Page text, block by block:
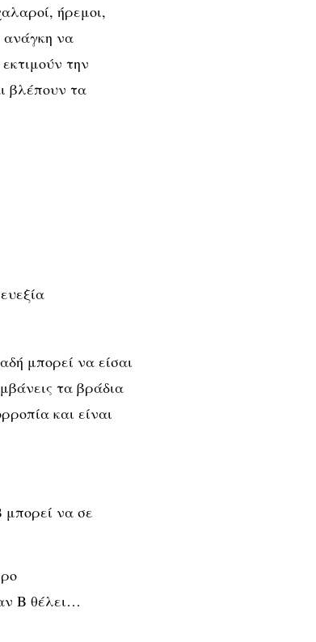
ήρεμοι,
ανάγκη να
εκτιμούν την
βλέπουν τα
μπορεί να είσαι
τα βράδια
και είναι
μπορεί να σε
Β θέλει…